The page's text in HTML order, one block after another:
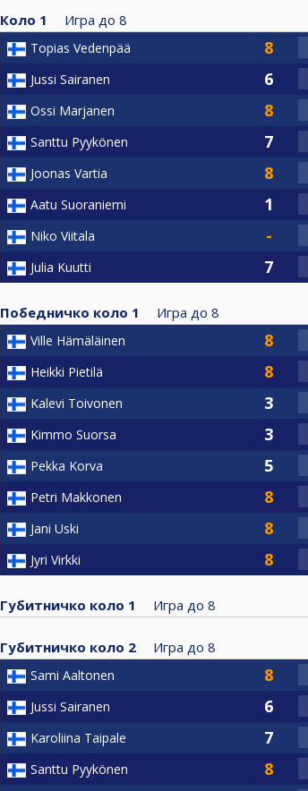
Коло 1 Игра до 8
Topias Vedenpää
Jussi Sairanen
Ossi Marjanen
Santtu Pyykönen
Joonas Vartia
Aatu Suoraniemi
Niko Viitala
Julia Kuutti
Победничко коло 1 Игра до 8
Ville Hämäläinen
Heikki Pietilä
Kalevi Toivonen
Kimmo Suorsa
Pekka Korva
Petri Makkonen
Jani Uski
Jyri Virkki
Губитничко коло 1 Игра до 8
Губитничко коло 2 Игра до 8
Sami Aaltonen
Jussi Sairanen
Karoliina Taipale
Santtu Pyykönen